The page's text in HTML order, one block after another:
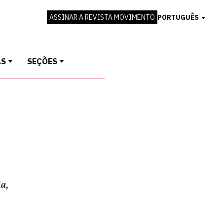
ASSINAR A REVISTA MOVIMENTO PORTUGUÊS
SEÇÕES